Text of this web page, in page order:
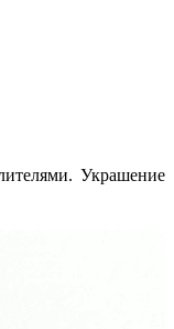
Украшение